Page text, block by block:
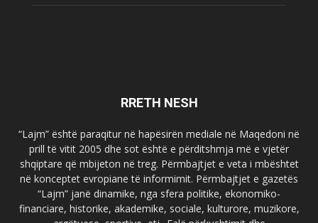
RRETH NESH
“Lajm” është paraqitur në hapësirën mediale në Maqedoni në
prill të vitit 2005 dhe sot është e përditshmja më e vjetër
shqiptare që mbijeton në treg. Përmbajtjet e veta i mbështet
në konceptet evropiane të informimit. Përmbajtjet e gazetës
“Lajm” janë dinamike, nga sfera politike, ekonomiko-
financiare, historike, akademike, sociale, kulturore, muzikore,